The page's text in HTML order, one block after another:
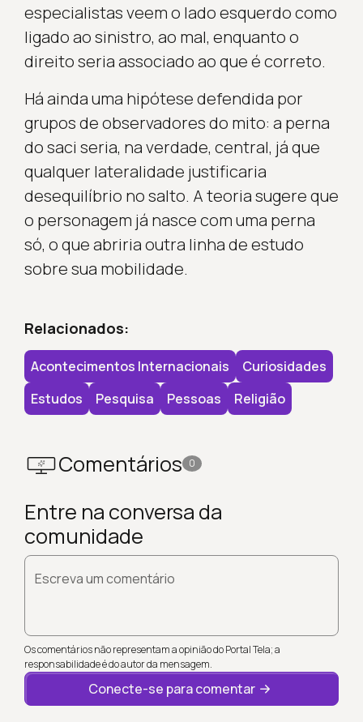
especialistas veem o lado esquerdo como
ligado ao sinistro, ao mal, enquanto o
direito seria associado ao que é correto.
Há ainda uma hipótese defendida por
grupos de observadores do mito: a perna
do saci seria, na verdade, central, já que
qualquer lateralidade justificaria
desequilíbrio no salto. A teoria sugere que
o personagem já nasce com uma perna
só, o que abriria outra linha de estudo
sobre sua mobilidade.
Relacionados:
Acontecimentos Internacionais
Curiosidades
Estudos
Pesquisa Pessoas Religião
Comentários 0
Entre na conversa da
comunidade
Escreva um comentário
Os comentários não representam a opinião do Portal Tela; a
responsabilidade é do autor da mensagem.
Conecte-se para comentar